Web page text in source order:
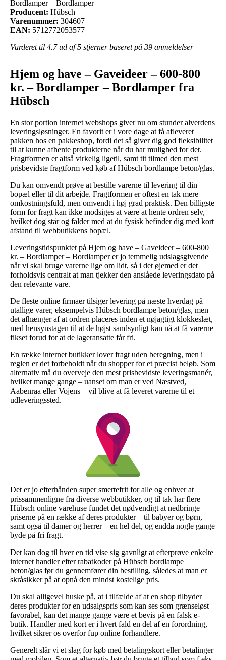
Bordlamper – Bordlamper
Producent: Hübsch
Varenummer: 304607
EAN: 5712772053577
Vurderet til 4.7ud af 5 stjerner baseret på 39 anmeldelser
Hjem og have – Gaveideer – 600-800
kr. – Bordlamper – Bordlamper fra
Hübsch
En stor portion internet webshops giver nu om stunder alverdens
leveringsløsninger. En favorit er i vore dage at få afleveret
pakken hos en pakkeshop, fordi det så giver dig god fleksibilitet
til at kunne afhente produkterne når du har mulighed for det.
Fragtformen er altså virkelig ligetil, samt tit tilmed den mest
prisbevidste fragtform ved køb af Hübsch bordlampe beton/glas.
Du kan omvendt prøve at bestille varerne til levering til din
bopæl eller til dit arbejde. Fragtformen er oftest en tak mere
omkostningsfuld, men omvendt i høj grad praktisk. Den billigste
form for fragt kan ikke modsiges at være at hente ordren selv,
hvilket dog står og falder med at du fysisk befinder dig med kort
afstand til webbutikkens bopæl.
Leveringstidspunktet på Hjem og have – Gaveideer – 600-800
kr. – Bordlamper – Bordlamper er jo temmelig udslagsgivende
når vi skal bruge varerne lige om lidt, så i det øjemed er det
forholdsvis centralt at man tjekker den anslåede leveringsdato på
den relevante vare.
De fleste online firmaer tilsiger levering på næste hverdag på
utallige varer, eksempelvis Hübsch bordlampe beton/glas, men
det afhænger af at ordren placeres inden et nøjagtigt klokkeslæt,
med hensynstagen til at de højst sandsynligt kan nå at få varerne
fikset forud for at de lageransatte får fri.
En række internet butikker lover fragt uden beregning, men i
reglen er det forbeholdt når du shopper for et præcist beløb. Som
alternativ må du overveje den mest prisbevidste leveringsmanér,
hvilket mange gange – uanset om man er ved Næstved,
Aabenraa eller Vojens – vil blive at få leveret varerne til et
udleveringssted.
Det er jo efterhånden super smertefrit for alle og enhver at
prissammenligne fra diverse webbutikker, og til tak har flere
Hübsch online varehuse fundet det nødvendigt at nedbringe
priserne på en række af deres produkter – til babyer og børn,
samt også til damer og herrer – en hel del, og endda nogle gange
byde på fri fragt.
Det kan dog til hver en tid vise sig gavnligt at efterprøve enkelte
internet handler efter rabatkoder på Hübsch bordlampe
beton/glas før du gennemfører din bestilling, således at man er
skråsikker på at opnå den mindst kostelige pris.
Du skal alligevel huske på, at i tilfælde af at en shop tilbyder
deres produkter for en udsalgspris som kan ses som grænseløst
favorabel, kan det mange gange være et bevis på en falsk e-
butik. Handler med kort er i hvert fald en del af en forordning,
hvilket sikrer os overfor fup online forhandlere.
Generelt slår vi et slag for køb med betalingskort eller betalinger